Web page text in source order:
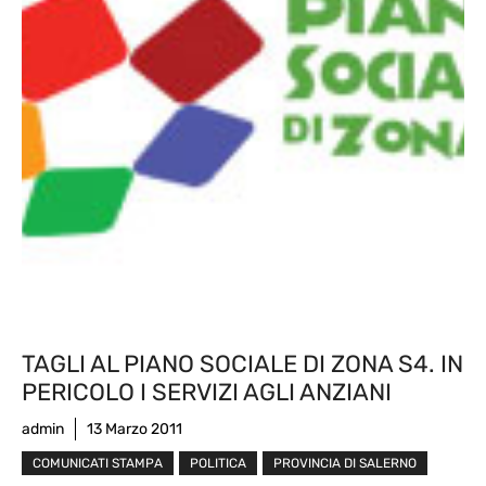
TAGLI AL PIANO SOCIALE DI ZONA S4. IN
PERICOLO I SERVIZI AGLI ANZIANI
admin 13 Marzo 2011
COMUNICATI STAMPA POLITICA PROVINCIA DI SALERNO